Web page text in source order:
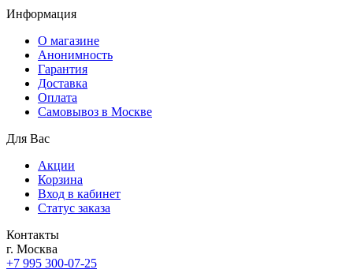
Информация
О магазине
Анонимность
Гарантия
Доставка
Oплата
Самовывоз в Москве
Для Вас
Акции
Корзина
Вход в кабинет
Статус заказа
Контакты
г. Москва
+7 995 300-07-25